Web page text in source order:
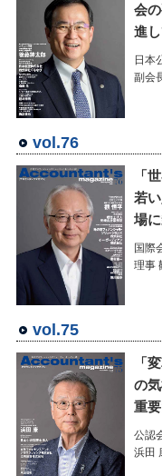
会
進し
日本
副会
vol.76
「
若
場
国際
理事
vol.75
「
の
重要
公認
浜田